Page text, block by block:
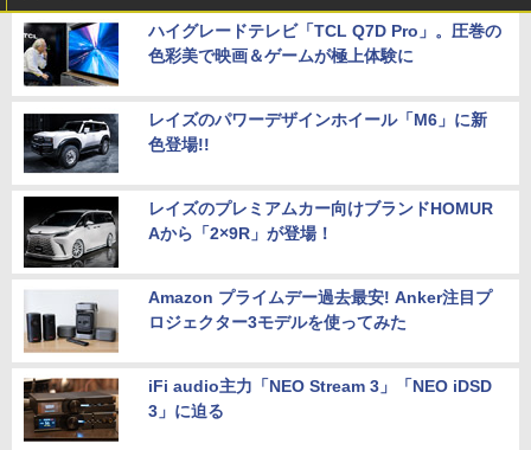
ハイグレードテレビ「TCL Q7D Pro」。圧巻の
色彩美で映画＆ゲームが極上体験に
レイズのパワーデザインホイール「M6」に新
色登場!!
レイズのプレミアムカー向けブランドHOMUR
Aから「2×9R」が登場！
Amazon プライムデー過去最安! Anker注目プ
ロジェクター3モデルを使ってみた
iFi audio主力「NEO Stream 3」「NEO iDSD
3」に迫る